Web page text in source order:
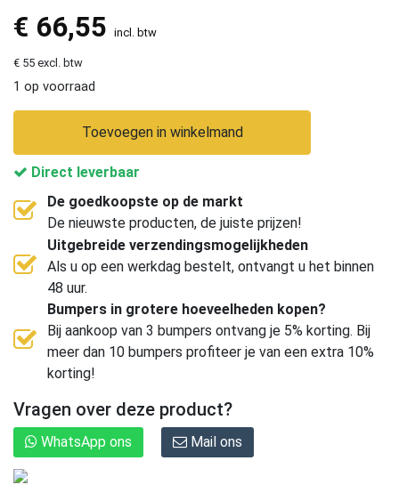
€ 66,55 incl. btw
€ 55 excl. btw
1 op voorraad
Toevoegen in winkelmand
Direct leverbaar
De goedkoopste op de markt
De nieuwste producten, de juiste prijzen!
Uitgebreide verzendingsmogelijkheden
Als u op een werkdag bestelt, ontvangt u het binnen
48 uur.
Bumpers in grotere hoeveelheden kopen?
Bij aankoop van 3 bumpers ontvang je 5% korting. Bij
meer dan 10 bumpers profiteer je van een extra 10%
korting!
Vragen over deze product?
WhatsApp ons Mail ons